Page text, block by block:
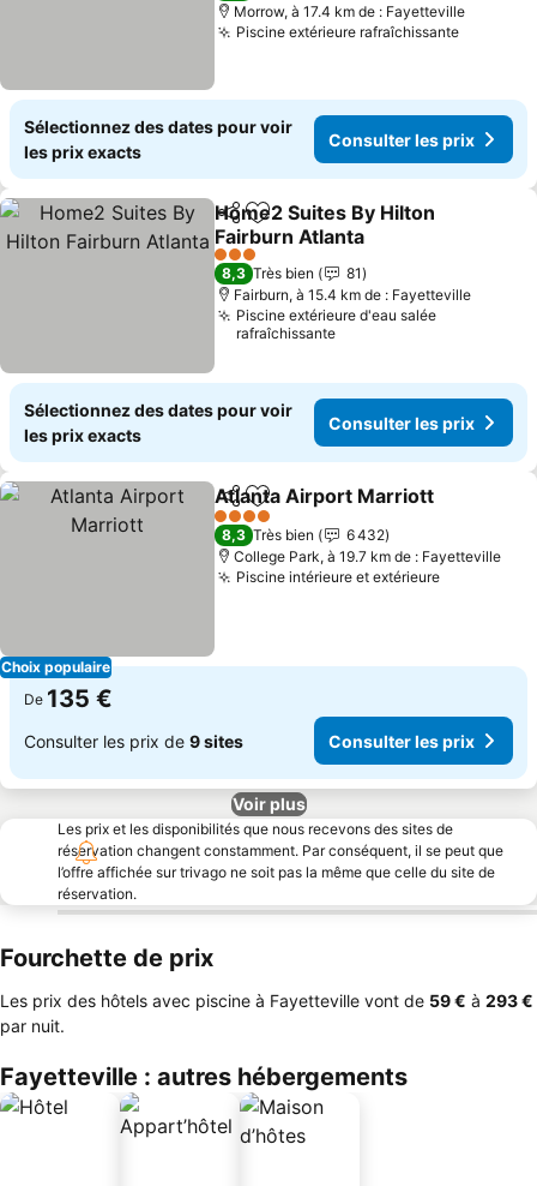
Morrow, à 17.4 km de : Fayetteville
Piscine extérieure rafraîchissante
Sélectionnez des dates pour voir
les prix exacts
Consulter les prix
PartagerAjouter à mes favoris
Home2 Suites By Hilton
Fairburn Atlanta
Consulter les prix
3 Étoiles
8,3 Très bien
81
Fairburn, à 15.4 km de : Fayetteville
Piscine extérieure d'eau salée
rafraîchissante
Sélectionnez des dates pour voir
les prix exacts
Consulter les prix
Choix populaire
PartagerAjouter à mes favoris
Atlanta Airport Marriott
4 Étoiles
8,3 Très bien
6 432
College Park, à 19.7 km de : Fayetteville
Piscine intérieure et extérieureConsulter
De 135 €
Consulter les prix de 9 sites Consulter les prix
Voir plus
Les prix et les disponibilités que nous recevons des sites de
réservation changent constamment. Par conséquent, il se peut que
l’offre affichée sur trivago ne soit pas la même que celle du site de
réservation.
Fourchette de prix
Les prix des hôtels avec piscine à Fayetteville vont de ‎59 € à ‎293 €
par nuit.
Fayetteville : autres hébergements